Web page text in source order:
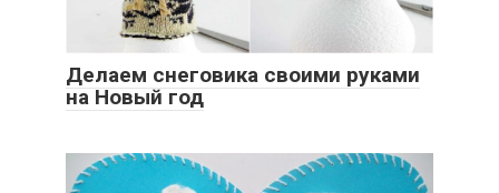
Делаем снеговика своими руками
на Новый год